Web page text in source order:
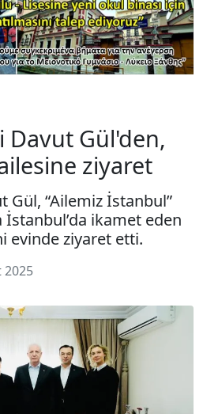
Davut Gül'den,
ziyaret
Gül, “Ailemiz İstanbul”
ikamet eden
evinde ziyaret etti.
2025